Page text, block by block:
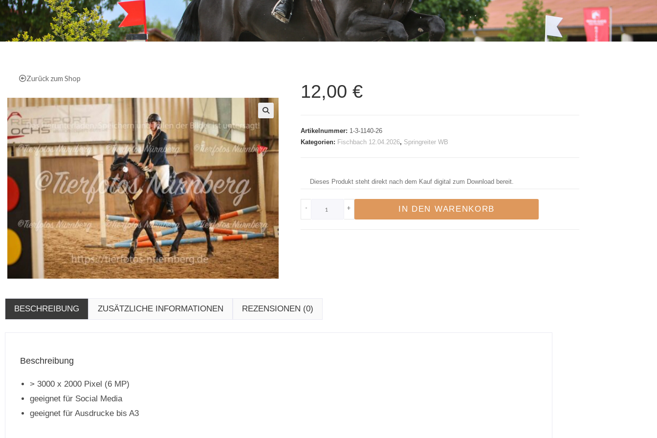
Zurück zum Shop
🔍
12,00 €
Artikelnummer: 1-3-1140-26
Kategorien: Fischbach 12.04.2026, Springreiter WB
Dieses Produkt steht direkt nach dem Kauf digital zum Download bereit.
- + IN DEN WARENKORB
BESCHREIBUNG ZUSÄTZLICHE INFORMATIONEN REZENSIONEN (0)
Beschreibung
> 3000 x 2000 Pixel (6 MP)
geeignet für Social Media
geeignet für Ausdrucke bis A3